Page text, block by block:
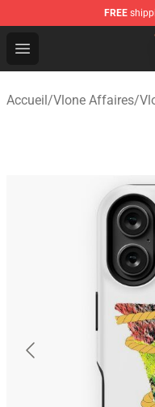
FREE
Open menu
Vlone Shop -
Accueil/Vlone Affaires/